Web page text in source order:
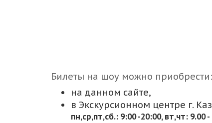
Билеты на шоу можно приобрести:
на данном сайте,
в Экскурсионном центре г.
пн,cр,пт,сб.: 9:00 -20:00, вт,чт: 9.00